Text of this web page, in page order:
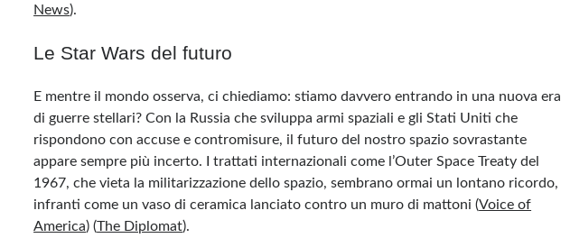
News)​.
Le Star Wars del futuro
E mentre il mondo osserva, ci chiediamo: stiamo davvero entrando in una nuova era
di guerre stellari? Con la Russia che sviluppa armi spaziali e gli Stati Uniti che
rispondono con accuse e contromisure, il futuro del nostro spazio sovrastante
appare sempre più incerto. I trattati internazionali come l’Outer Space Treaty del
1967, che vieta la militarizzazione dello spazio, sembrano ormai un lontano ricordo,
infranti come un vaso di ceramica lanciato contro un muro di mattoni​ (Voice of
America) (The Diplomat)​.